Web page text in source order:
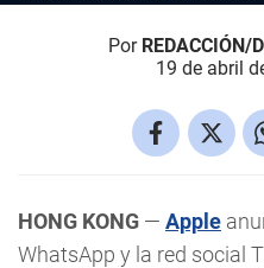
Por
19 de abril
HONG KONG — Apple
WhatsApp y la red social